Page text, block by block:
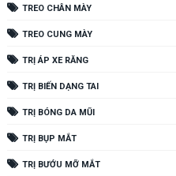
TREO CHÂN MÀY
TREO CUNG MÀY
TRỊ ÁP XE RĂNG
TRỊ BIẾN DẠNG TAI
TRỊ BÓNG DA MŨI
TRỊ BỤP MẮT
TRỊ BƯỚU MỠ MẮT